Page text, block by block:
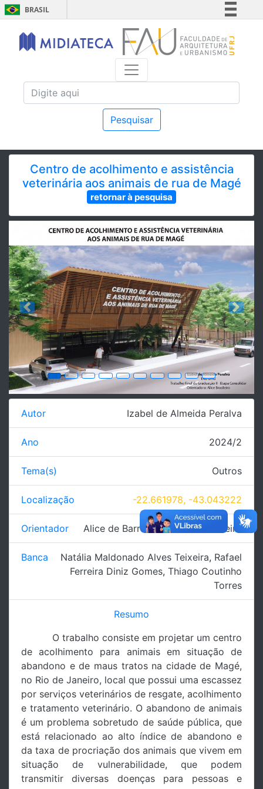
BRASIL
Simplifique!
Comunica BR
Acesso à informação
Pesquisar
Centro de acolhimento e assistência
veterinária aos animais de rua de Magé
retornar à pesquisa
Previous Next
Autor Izabel de Almeida Peralva
Ano 2024/2
Tema(s) Outros
Localização -22.661978, -43.043222
Orientador Alice de Barros Horizonte Brasileiro
Banca Natália Maldonado Alves Teixeira, Rafael
Ferreira Diniz Gomes, Thiago Coutinho
Torres
Resumo
O trabalho consiste em projetar um centro
de acolhimento para animais em situação de
abandono e de maus tratos na cidade de Magé,
no Rio de Janeiro, local que possui uma escassez
por serviços veterinários de resgate, acolhimento
e tratamento veterinário. O abandono de animais
é um problema sobretudo de saúde pública, que
está relacionado ao alto índice de abandono e
da taxa de procriação dos animais que vivem em
situação de vulnerabilidade, que podem
transmitir diversas doenças para pessoas e